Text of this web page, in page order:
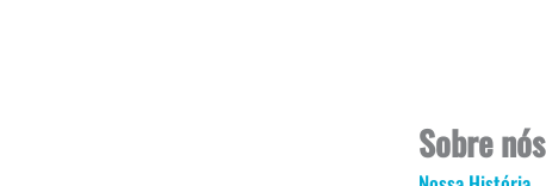
Sobre nós